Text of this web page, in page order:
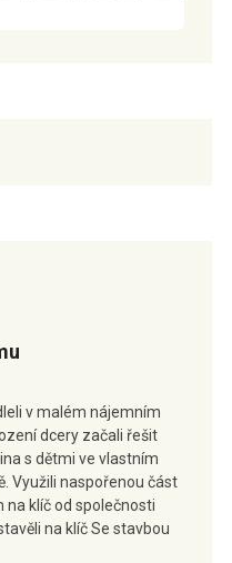
v malém nájemním
dcery začali řešit
s dětmi ve vlastním
Využili naspořenou část
na klíč od společnosti
na klíč Se stavbou